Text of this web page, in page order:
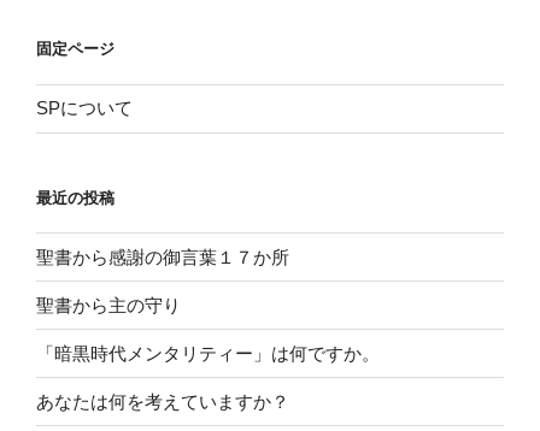
固定ページ
SPについて
最近の投稿
聖書から感謝の御言葉１７か所
聖書から主の守り
「暗黒時代メンタリティー」は何ですか。
あなたは何を考えていますか？